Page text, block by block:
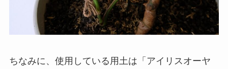
ちなみに、使用している用土は「アイリスオーヤ